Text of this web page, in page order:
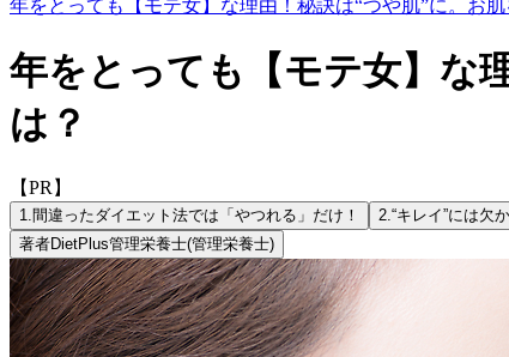
年をとっても【モテ女】な理由！秘訣は“つや肌”に。お
年をとっても【モテ女】な
は？
【PR】
1.間違ったダイエット法では「やつれる」だけ！ 2.“キレイ”には欠
著者DietPlus管理栄養士(管理栄養士)